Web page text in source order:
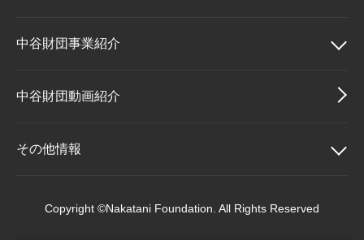
中谷財団について
理事長挨拶
設立趣意書
中谷財団事業紹介
中谷財団事業紹介
中谷賞
中谷財団動画紹介
その他情報
Copyright ©Nakatani Foundation. All Rights Reserved